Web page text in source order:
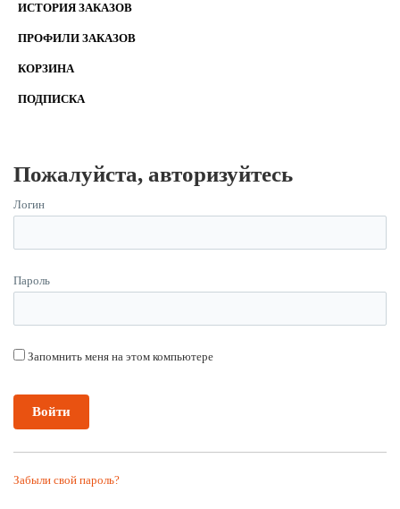
ИСТОРИЯ ЗАКАЗОВ
ПРОФИЛИ ЗАКАЗОВ
КОРЗИНА
ПОДПИСКА
Пожалуйста, авторизуйтесь
Логин
Пароль
Запомнить меня на этом компьютере
Забыли свой пароль?